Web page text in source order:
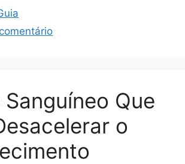
Que
o